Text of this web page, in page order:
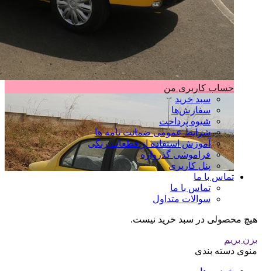
حساب کاربری من
سبد خرید
سفارش‌ها
شیوه پرداخت
شرایط عمومی ضمانت نامه ها
آموزش استفاده از قطعات رنگی
فراموشی گذرواژه
پنل کاربری
تماس با ما
تماس با ما
سوالات متداول
هیچ محصولی در سبد خرید نیست.
بزن بریم
منوی دسته بندی